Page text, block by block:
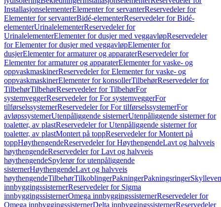
InstallasjonselementerElementer for servanterReservedeler for
Elementer for servanterBidé-elementerReservedeler for Bidé-
elementerUrinalelementerReservedeler for
UrinalelementerElementer for dusjer med veggavløpReservedeler
for Elementer for dusjer med veggavløpElementer for
dusjerElementer for armaturer og apparaterReservedeler for
Elementer for armaturer og apparaterElementer for vaske- og
oppvaskmaskinerReservedeler for Elementer for vaske- og
oppvaskmaskinerElementer for konsollerTilbehørReservedeler for
TilbehørTilbehørReservedeler for TilbehørFor
systemveggerReservedeler for For systemveggerFor
tilførselssystemerReservedeler for For tilførselssystemerFor
avløpssystemerUtenpåliggende sisternerUtenpåliggende sisterner for
toaletter, av plastReservedeler for Utenpåliggende sisterner for
toaletter, av plastMontert på toppReservedeler for Montert på
toppHøythengendeReservedeler for HøythengendeLavt og halvveis
høythengendeReservedeler for Lavt og halvveis
høythengendeSpylerør for utenpåliggende
sisternerHøythengendeLavt og halvveis
høythengendeTilbehørTilkoblingerPakningerPakningsringer
innbyggingssisternerReservedeler for Sigma
innbyggingssisternerOmega innbyggingssisternerReservedeler for
Omega innbyggingssisternerDelta innbyggingssisternerReservedeler